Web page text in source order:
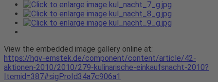
View the embedded image gallery online at:
https://hgv-emstek.de/component/content/article/42-
aktionen-2010/2010/279-kulinarische-einkaufsnacht-2010?
Itemid=387#sigProId34a7c906a1